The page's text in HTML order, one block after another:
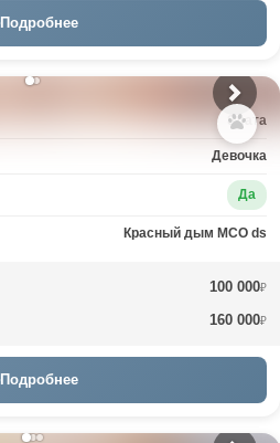
Подробнее
Злата
Девочка
Да
Красный дым MCO ds
100 000₽
160 000₽
Подробнее